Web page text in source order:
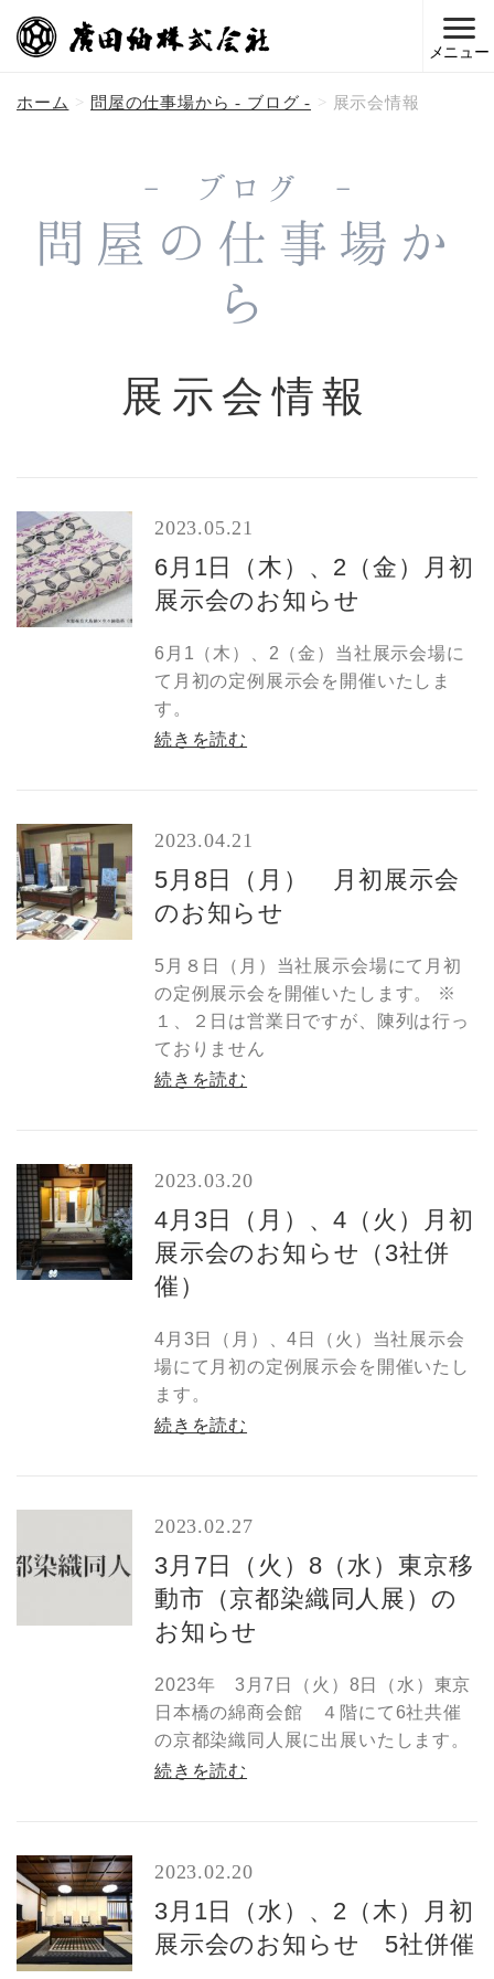
メニュー
ホーム 問屋の仕事場から - ブログ - 展示会情報
- ブログ -
問屋の仕事場か
ら
展示会情報
2023.05.21
6月1日（木）、2（金）月初
展示会のお知らせ
6月1（木）、2（金）当社展示会場に
て月初の定例展示会を開催いたしま
す。
続きを読む
2023.04.21
5月8日（月） 月初展示会
のお知らせ
5月８日（月）当社展示会場にて月初
の定例展示会を開催いたします。 ※
１、２日は営業日ですが、陳列は行っ
ておりません
続きを読む
2023.03.20
4月3日（月）、4（火）月初
展示会のお知らせ（3社併
催）
4月3日（月）、4日（火）当社展示会
場にて月初の定例展示会を開催いたし
ます。
続きを読む
2023.02.27
3月7日（火）8（水）東京移
動市（京都染織同人展）の
お知らせ
2023年 3月7日（火）8日（水）東京
日本橋の綿商会館 ４階にて6社共催
の京都染織同人展に出展いたします。
続きを読む
2023.02.20
3月1日（水）、2（木）月初
展示会のお知らせ 5社併催